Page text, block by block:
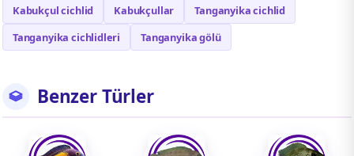
Kabukçul cichlid Kabukçullar
Tanganyika cichlid
Tanganyika cichlidleri
Tanganyika gölü
Benzer Türler